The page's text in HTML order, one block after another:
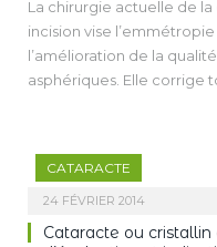
La chirurgie actuelle de
incision vise
l’amélioration de la
asphériques. Elle corrige
du patient opéré grâce
plus simplement par
CATARACTE
24 FÉVRIER 2014
Cataracte ou